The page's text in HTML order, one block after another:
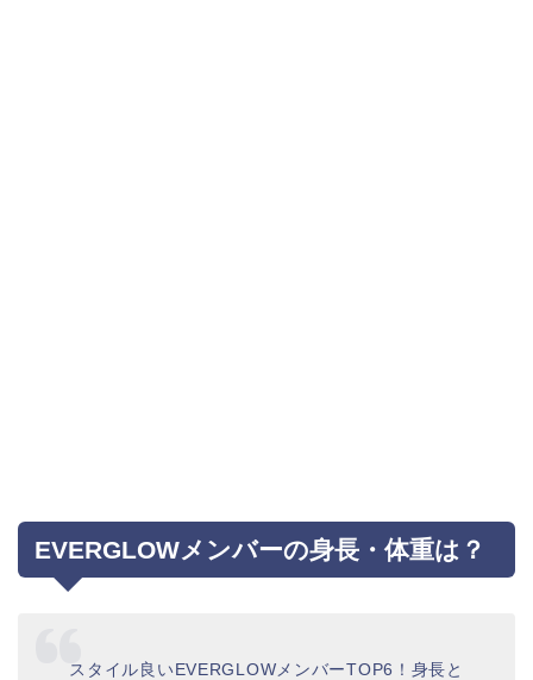
EVERGLOWメンバーの身長・体重は？
スタイル良いEVERGLOWメンバーTOP6！身長と